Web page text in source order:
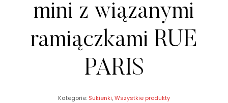
mini z wiązanymi
ramiączkami RUE
PARIS
Kategorie: Sukienki,Wszystkie produkty